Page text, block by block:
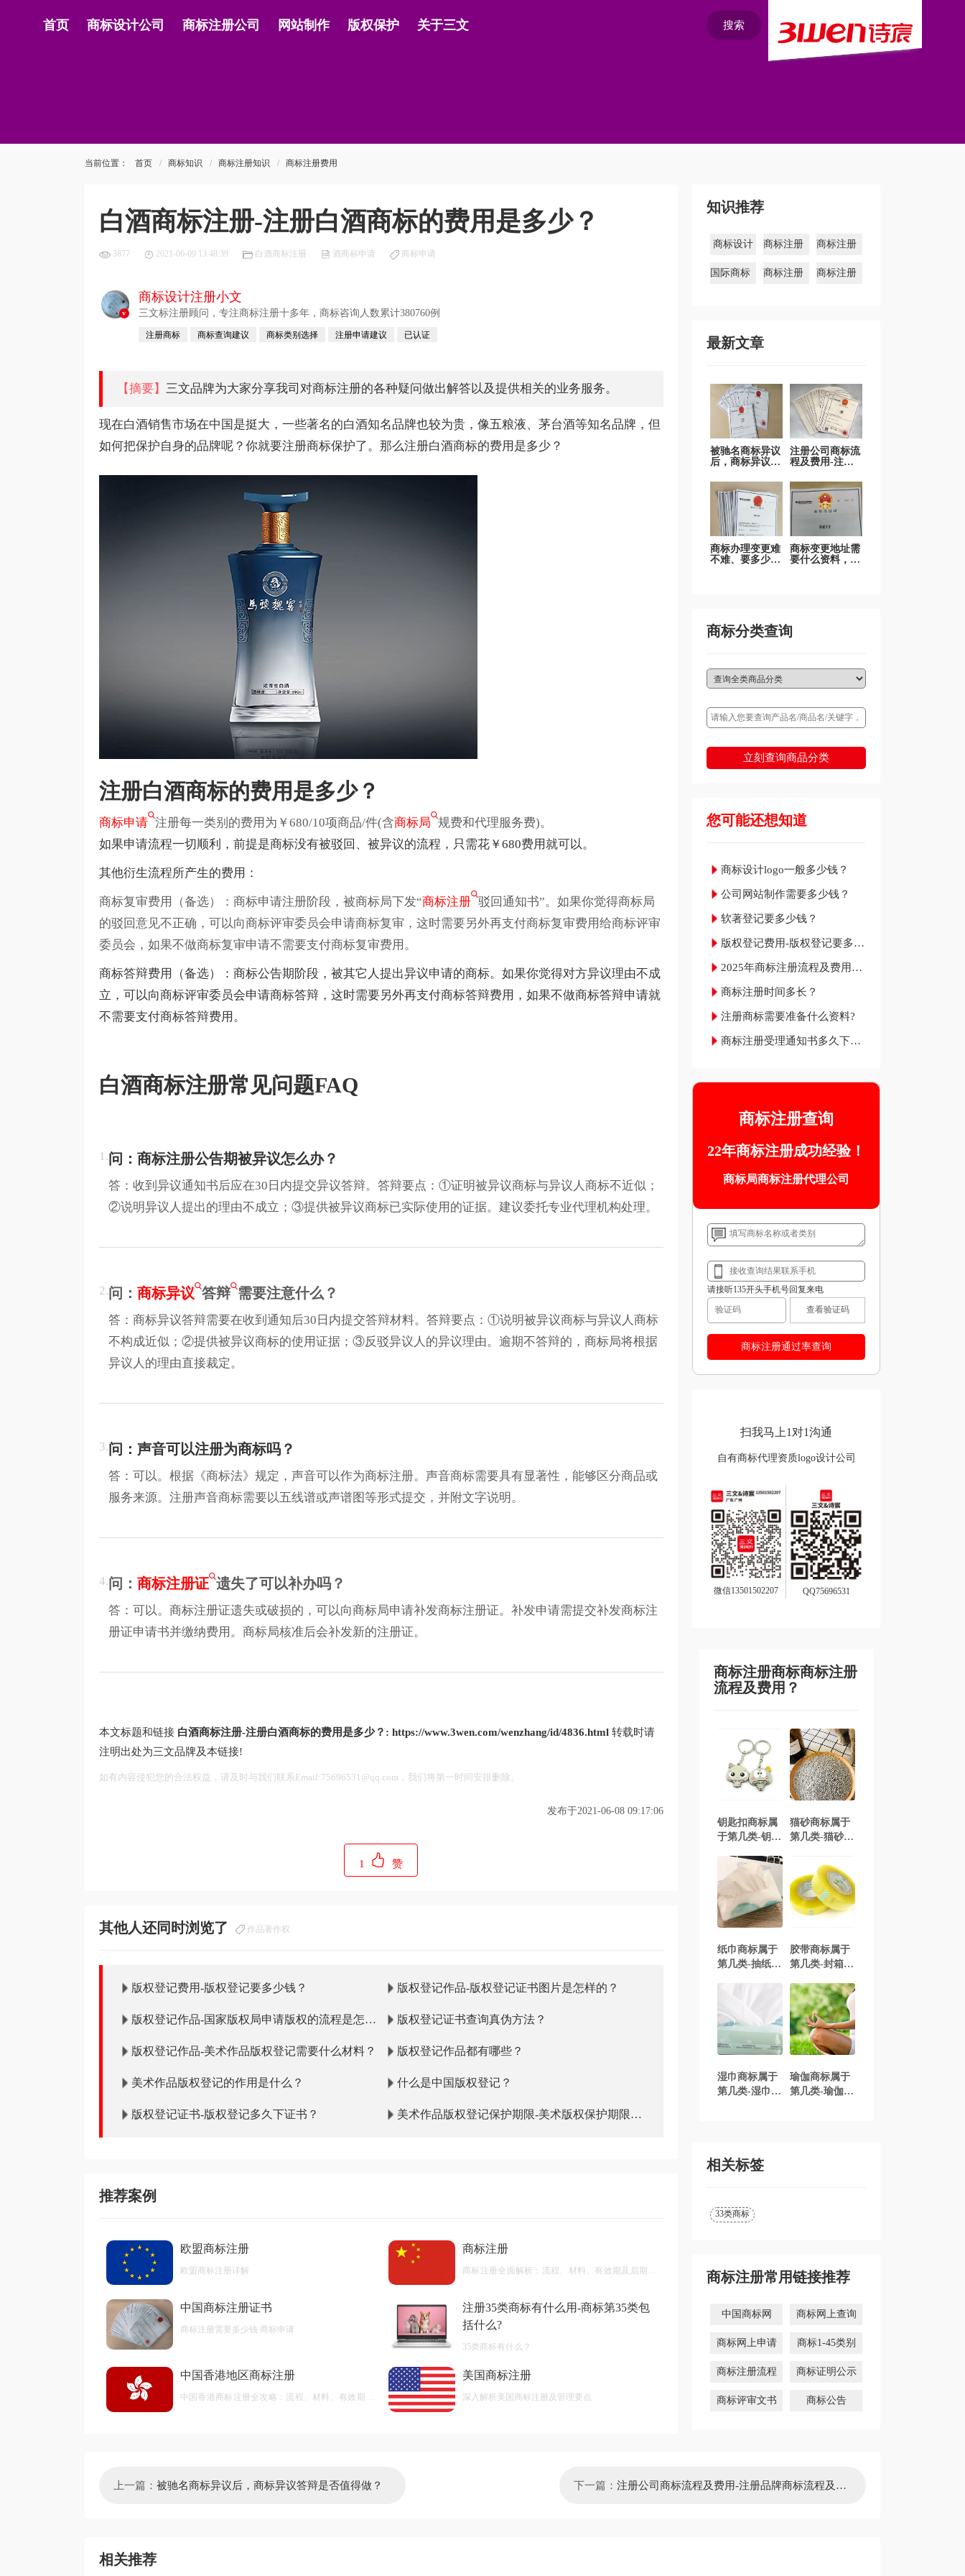
首页 商标设计公司 商标注册公司 网站制作 版权保护 关于三文 搜索
当前位置： 首页 商标知识 商标注册知识 商标注册费用
白酒商标注册-注册白酒商标的费用是多少？
3877 2021-06-09 13:48:39 白酒商标注册 酒商标申请 商标申请
v
商标设计注册小文
三文标注册顾问，专注商标注册十多年，商标咨询人数累计380760例
注册商标 商标查询建议 商标类别选择 注册申请建议 已认证
【摘要】 三文品牌为大家分享我司对商标注册的各种疑问做出解答以及提供相关的业务服务。
现在白酒销售市场在中国是挺大，一些著名的白酒知名品牌也较为贵，像五粮液、茅台酒等知名品牌，但
如何把保护自身的品牌呢？你就要注册商标保护了。那么注册白酒商标的费用是多少？
注册白酒商标的费用是多少？
商标申请 注册每一类别的费用为￥680/10项商品/件(含商标局 规费和代理服务费)。
如果申请流程一切顺利，前提是商标没有被驳回、被异议的流程，只需花￥680费用就可以。
其他衍生流程所产生的费用：
商标复审费用（备选）：商标申请注册阶段，被商标局下发“商标注册 驳回通知书”。如果你觉得商标局
的驳回意见不正确，可以向商标评审委员会申请商标复审，这时需要另外再支付商标复审费用给商标评审
委员会，如果不做商标复审申请不需要支付商标复审费用。
商标答辩费用（备选）：商标公告期阶段，被其它人提出异议申请的商标。如果你觉得对方异议理由不成
立，可以向商标评审委员会申请商标答辩，这时需要另外再支付商标答辩费用，如果不做商标答辩申请就
不需要支付商标答辩费用。
白酒商标注册常见问题FAQ
1.问：商标注册公告期被异议怎么办？
答：收到异议通知书后应在30日内提交异议答辩。答辩要点：①证明被异议商标与异议人商标不近似；
②说明异议人提出的理由不成立；③提供被异议商标已实际使用的证据。建议委托专业代理机构处理。
2.问： 商标异议 答辩 需要注意什么？
答：商标异议答辩需要在收到通知后30日内提交答辩材料。答辩要点：①说明被异议商标与异议人商标
不构成近似；②提供被异议商标的使用证据；③反驳异议人的异议理由。逾期不答辩的，商标局将根据
异议人的理由直接裁定。
3.问：声音可以注册为商标吗？
答：可以。根据《商标法》规定，声音可以作为商标注册。声音商标需要具有显著性，能够区分商品或
服务来源。注册声音商标需要以五线谱或声谱图等形式提交，并附文字说明。
4.问： 商标注册证 遗失了可以补办吗？
答：可以。商标注册证遗失或破损的，可以向商标局申请补发商标注册证。补发申请需提交补发商标注
册证申请书并缴纳费用。商标局核准后会补发新的注册证。
本文标题和链接 白酒商标注册-注册白酒商标的费用是多少？: https://www.3wen.com/wenzhang/id/4836.html转载时请
注明出处为三文品牌及本链接!
如有内容侵犯您的合法权益，请及时与我们联系Email:75696531@qq.com，我们将第一时间安排删除。
发布于2021-06-08 09:17:06
1 赞
其他人还同时浏览了 作品著作权
版权登记费用-版权登记要多少钱？ 版权登记作品-版权登记证书图片是怎样的？
版权登记作品-国家版权局申请版权的流程是怎样
版权登记证书查询真伪方法？
版权登记作品-美术作品版权登记需要什么材料？ 版权登记作品都有哪些？
美术作品版权登记的作用是什么？ 什么是中国版权登记？
版权登记证书-版权登记多久下证书？
美术作品版权登记保护期限-美术版权保护期限多
推荐案例
欧盟商标注册
欧盟商标注册详解
商标注册
商标注册全面解析：流程、材料、有效期及后期维
中国商标注册证书
商标注册需要多少钱 商标申请
注册35类商标有什么用-商标第35类包
括什么?
35类商标有什么？
中国香港地区商标注册
中国香港商标注册全攻略：流程、材料、有效期及
美国商标注册
深入解析美国商标注册及管理要点
知识推荐
商标设计
商标注册
库
商标注册
多久
国际商标
商标注册
商标注册
最新文章
被驰名商标异议
后，商标异议答
注册公司商标流
程及费用-注册
费用
商标办理变更难
不难、要多少
商标变更地址需
要什么资料，商
商标分类查询
立刻查询商品分类
您可能还想知道
商标设计logo一般多少钱？
公司网站制作需要多少钱？
软著登记要多少钱？
版权登记费用-版权登记要多少
2025年商标注册流程及费用材
商标注册时间多长？
注册商标需要准备什么资料?
商标注册受理通知书多久下
商标注册查询
22年商标注册成功经验！
商标局商标注册代理公司
请接听135开头手机号回复来电
查看验证码
扫我马上1对1沟通
自有商标代理资质logo设计公司
微信13501502207 QQ75696531
商标注册商标商标注册
流程及费用？
钥匙扣商标属
于第几类-钥匙
于哪一类？
「商标分类」
猫砂商标属于
第几类-猫砂商
一类？「商标
分类」
纸巾商标属于
第几类-抽纸商
胶带商标属于
第几类-封箱胶
于哪一类？
「商标分类」
湿巾商标属于
第几类-湿巾商
瑜伽商标属于
第几类-瑜伽商
相关标签
33类商标
商标注册常用链接推荐
中国商标网 商标网上查询
商标网上申请 商标1-45类别
商标注册流程 商标证明公示
商标评审文书 商标公告
上一篇： 被驰名商标异议后，商标异议答辩是否值得做？ 下一篇： 注册公司商标流程及费用-注册品牌商标流程及费
相关推荐